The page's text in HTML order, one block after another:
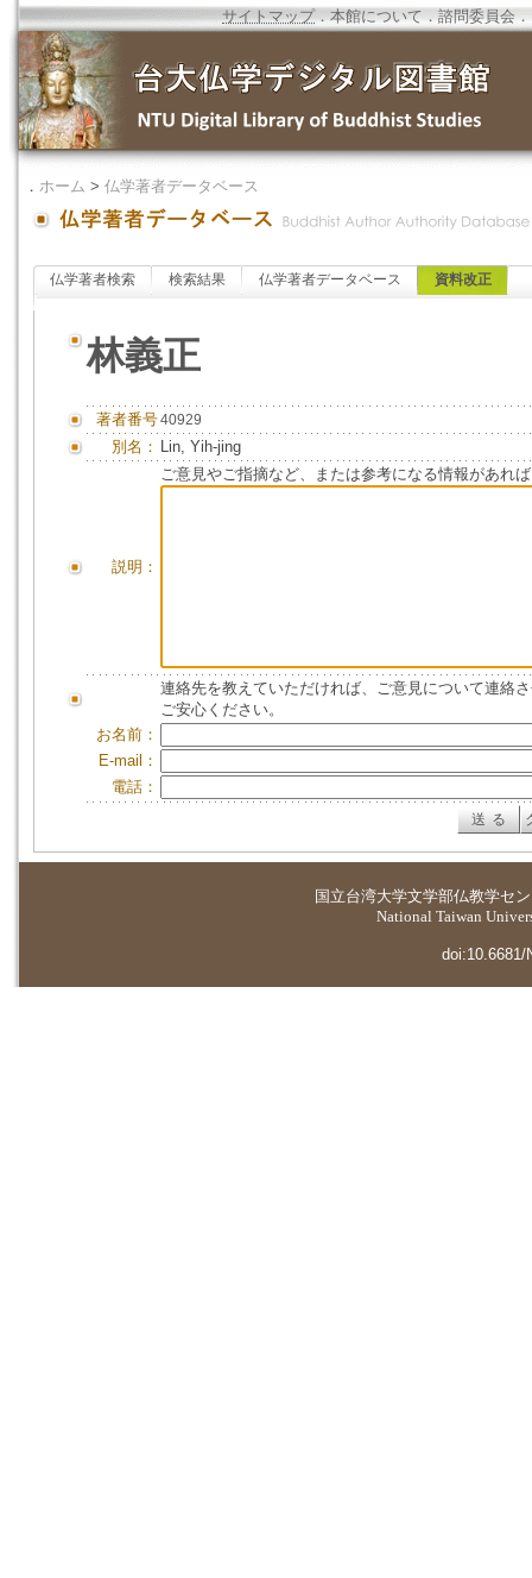
サイトマップ．本館について ．諮問委員会 ．
． ホーム > 仏学著者データベース
仏学著者検索 検索結果 仏学著者データベース 資料改正
林義正
著者番号40929
別名： Lin, Yih-jing
説明：
ご意見やご指摘など、または参考になる情報があれ
連絡先を教えていただければ、ご意見について連絡
ご安心ください。
お名前：
E-mail：
電話：
国立台湾大学文学部仏教学セ
National Taiwan
doi:10.6681/